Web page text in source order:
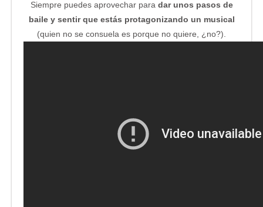
Siempre puedes aprovechar para dar unos pasos de
baile y sentir que estás protagonizando un musical
(quien no se consuela es porque no quiere, ¿no?).